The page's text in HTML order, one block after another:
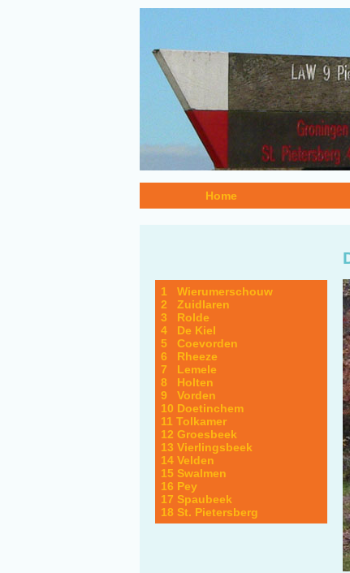
Home
1 Wierumerschouw
2 Zuidlaren
3 Rolde
4 De Kiel
5 Coevorden
6 Rheeze
7 Lemele
8 Holten
9 Vorden
10 Doetinchem
11 Tolkamer
12 Groesbeek
13 Vierlingsbeek
14 Velden
15 Swalmen
16 Pey
17 Spaubeek
18 St. Pietersberg